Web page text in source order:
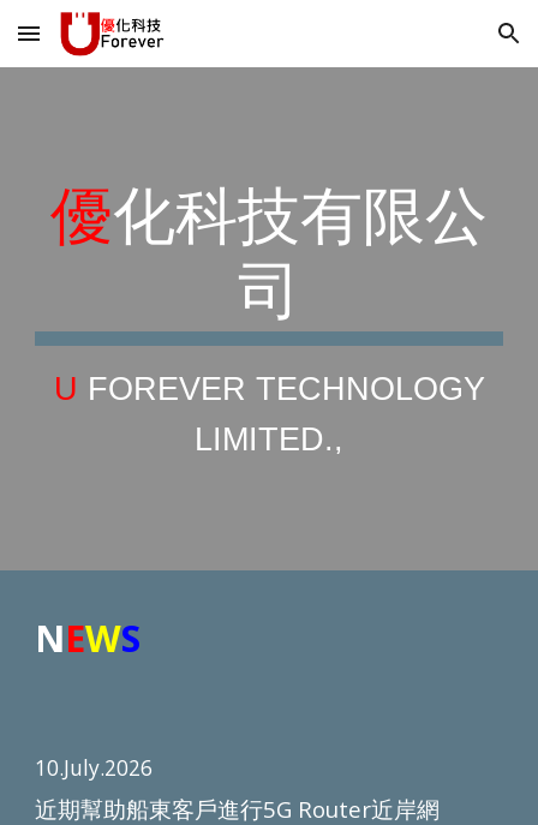
Skip to main content Skip to navigation
優化科技有限公
司
U FOREVER TECHNOLOGY
LIMITED.,
NEWS
10.July.2026
近期幫助船東客戶進行5G Router近岸網